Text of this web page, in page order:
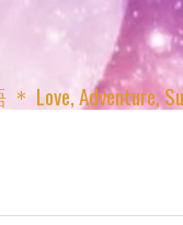
Love, Adventure,